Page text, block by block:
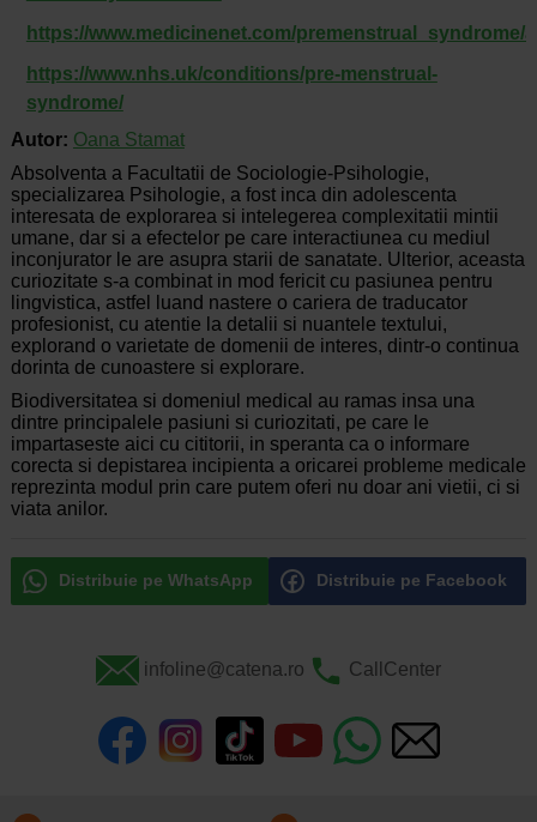
https://www.medicinenet.com/premenstrual_syndrome/
https://www.nhs.uk/conditions/pre-menstrual-
syndrome/
Autor: Oana Stamat
Absolventa a Facultatii de Sociologie-Psihologie,
specializarea Psihologie, a fost inca din adolescenta
interesata de explorarea si intelegerea complexitatii mintii
umane, dar si a efectelor pe care interactiunea cu mediul
inconjurator le are asupra starii de sanatate. Ulterior, aceasta
curiozitate s-a combinat in mod fericit cu pasiunea pentru
lingvistica, astfel luand nastere o cariera de traducator
profesionist, cu atentie la detalii si nuantele textului,
explorand o varietate de domenii de interes, dintr-o continua
dorinta de cunoastere si explorare.
Biodiversitatea si domeniul medical au ramas insa una
dintre principalele pasiuni si curiozitati, pe care le
impartaseste aici cu cititorii, in speranta ca o informare
corecta si depistarea incipienta a oricarei probleme medicale
reprezinta modul prin care putem oferi nu doar ani vietii, ci si
viata anilor.
Distribuie pe WhatsApp Distribuie pe Facebook
infoline@catena.ro CallCenter